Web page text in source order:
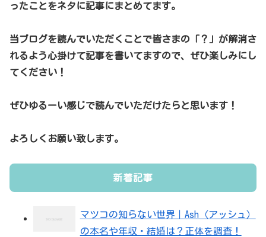
ったことをネタに記事にまとめてます。
当ブログを読んでいただくことで皆さまの「？」が解消さ
れるよう心掛けて記事を書いてますので、ぜひ楽しみにし
てください！
ぜひゆるーい感じで読んでいただけたらと思います！
よろしくお願い致します。
新着記事
マツコの知らない世界｜Ash（アッシュ）
の本名や年収・結婚は？正体を調査！